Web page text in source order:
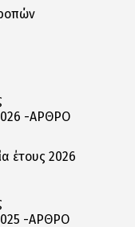
-ΑΡΘΡΟ
έτους 2026
-ΑΡΘΡΟ